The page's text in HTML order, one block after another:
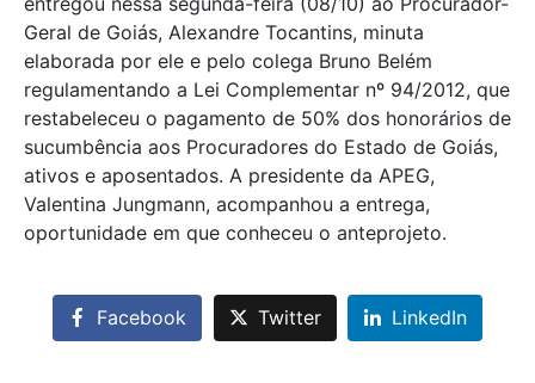
Geral de Goiás, Alexandre Tocantins, minuta
elaborada por ele e pelo colega Bruno Belém
regulamentando a Lei Complementar nº 94/2012, que
restabeleceu o pagamento de 50% dos honorários de
sucumbência aos Procuradores do Estado de Goiás,
ativos e aposentados. A presidente da APEG,
Valentina Jungmann, acompanhou a entrega,
oportunidade em que conheceu o anteprojeto.
Facebook Twitter LinkedIn